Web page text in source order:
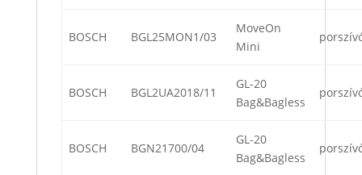
BOSCH BGL25MON1/03
MoveOn
Mini
BOSCH BGL2UA2018/11
GL-20
Bag&Bagless
BOSCH BGN21700/04
GL-20
Bag&Bagless